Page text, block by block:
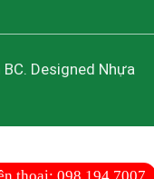
Designed Nhựa